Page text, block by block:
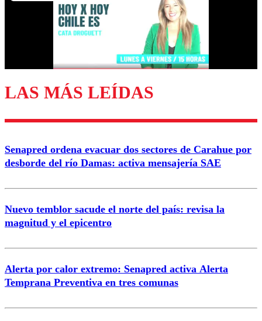
Enviar comentario
LAS MÁS LEÍDAS
Senapred ordena evacuar dos sectores de Carahue por
desborde del río Damas: activa mensajería SAE
Nuevo temblor sacude el norte del país: revisa la
magnitud y el epicentro
Alerta por calor extremo: Senapred activa Alerta
Temprana Preventiva en tres comunas